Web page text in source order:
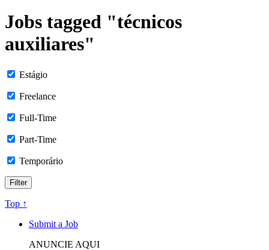
Jobs tagged "técnicos
auxiliares"
Estágio
Freelance
Full-Time
Part-Time
Temporário
Top ↑
Submit a Job
ANUNCIE AQUI